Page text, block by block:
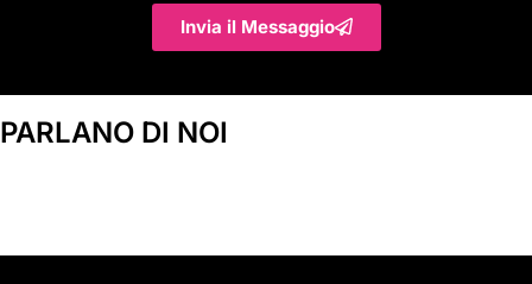
Invia il Messaggio
PARLANO DI NOI